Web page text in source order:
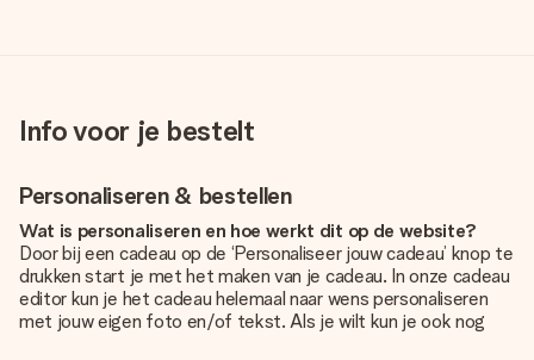
Info voor je bestelt
Personaliseren & bestellen
Wat is personaliseren en hoe werkt dit op de website?
Door bij een cadeau op de ‘Personaliseer jouw cadeau’ knop te
drukken start je met het maken van je cadeau. In onze cadeau
editor kun je het cadeau helemaal naar wens personaliseren
met jouw eigen foto en/of tekst. Als je wilt kun je ook nog